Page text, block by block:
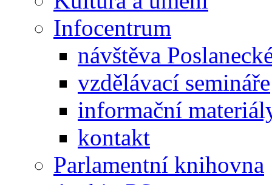
Infocentrum
návštěva
vzdělávací semináře
informační
kontakt
Parlamentní knihovna